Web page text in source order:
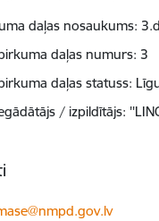
daļas nosaukums:
daļas numurs: 3
daļas statuss:
/ izpildītājs: